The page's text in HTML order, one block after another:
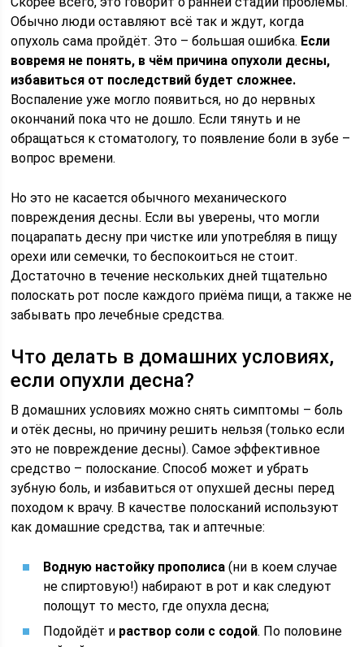
Обычно люди оставляют всё так и ждут, когда
опухоль сама пройдёт. Это – большая ошибка. Если
вовремя не понять, в чём причина опухоли десны,
избавиться от последствий будет сложнее.
Воспаление уже могло появиться, но до нервных
окончаний пока что не дошло. Если тянуть и не
обращаться к стоматологу, то появление боли в зубе –
вопрос времени.
Но это не касается обычного механического
повреждения десны. Если вы уверены, что могли
поцарапать десну при чистке или употребляя в пищу
орехи или семечки, то беспокоиться не стоит.
Достаточно в течение нескольких дней тщательно
полоскать рот после каждого приёма пищи, а также не
забывать про лечебные средства.
Что делать в домашних условиях,
если опухли десна?
В домашних условиях можно снять симптомы – боль
и отёк десны, но причину решить нельзя (только если
это не повреждение десны). Самое эффективное
средство – полоскание. Способ может и убрать
зубную боль, и избавиться от опухшей десны перед
походом к врачу. В качестве полосканий используют
как домашние средства, так и аптечные:
Водную настойку прополиса (ни в коем случае
не спиртовую!) набирают в рот и как следуют
полощут то место, где опухла десна;
Подойдёт и раствор соли с содой. По половине